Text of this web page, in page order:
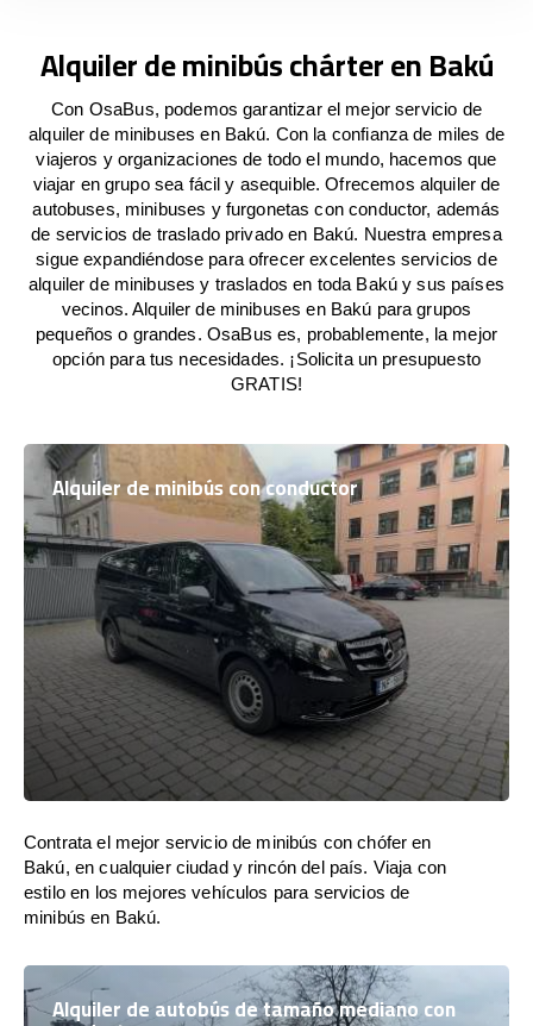
Alquiler de minibús chárter en Bakú
Con OsaBus, podemos garantizar el mejor servicio de
alquiler de minibuses en Bakú. Con la confianza de miles de
viajeros y organizaciones de todo el mundo, hacemos que
viajar en grupo sea fácil y asequible. Ofrecemos alquiler de
autobuses, minibuses y furgonetas con conductor, además
de servicios de traslado privado en Bakú. Nuestra empresa
sigue expandiéndose para ofrecer excelentes servicios de
alquiler de minibuses y traslados en toda Bakú y sus países
vecinos. Alquiler de minibuses en Bakú para grupos
pequeños o grandes. OsaBus es, probablemente, la mejor
opción para tus necesidades. ¡Solicita un presupuesto
GRATIS!
Alquiler de minibús con conductor
Contrata el mejor servicio de minibús con chófer en
Bakú, en cualquier ciudad y rincón del país. Viaja con
estilo en los mejores vehículos para servicios de
minibús en Bakú.
Alquiler de autobús de tamaño mediano con